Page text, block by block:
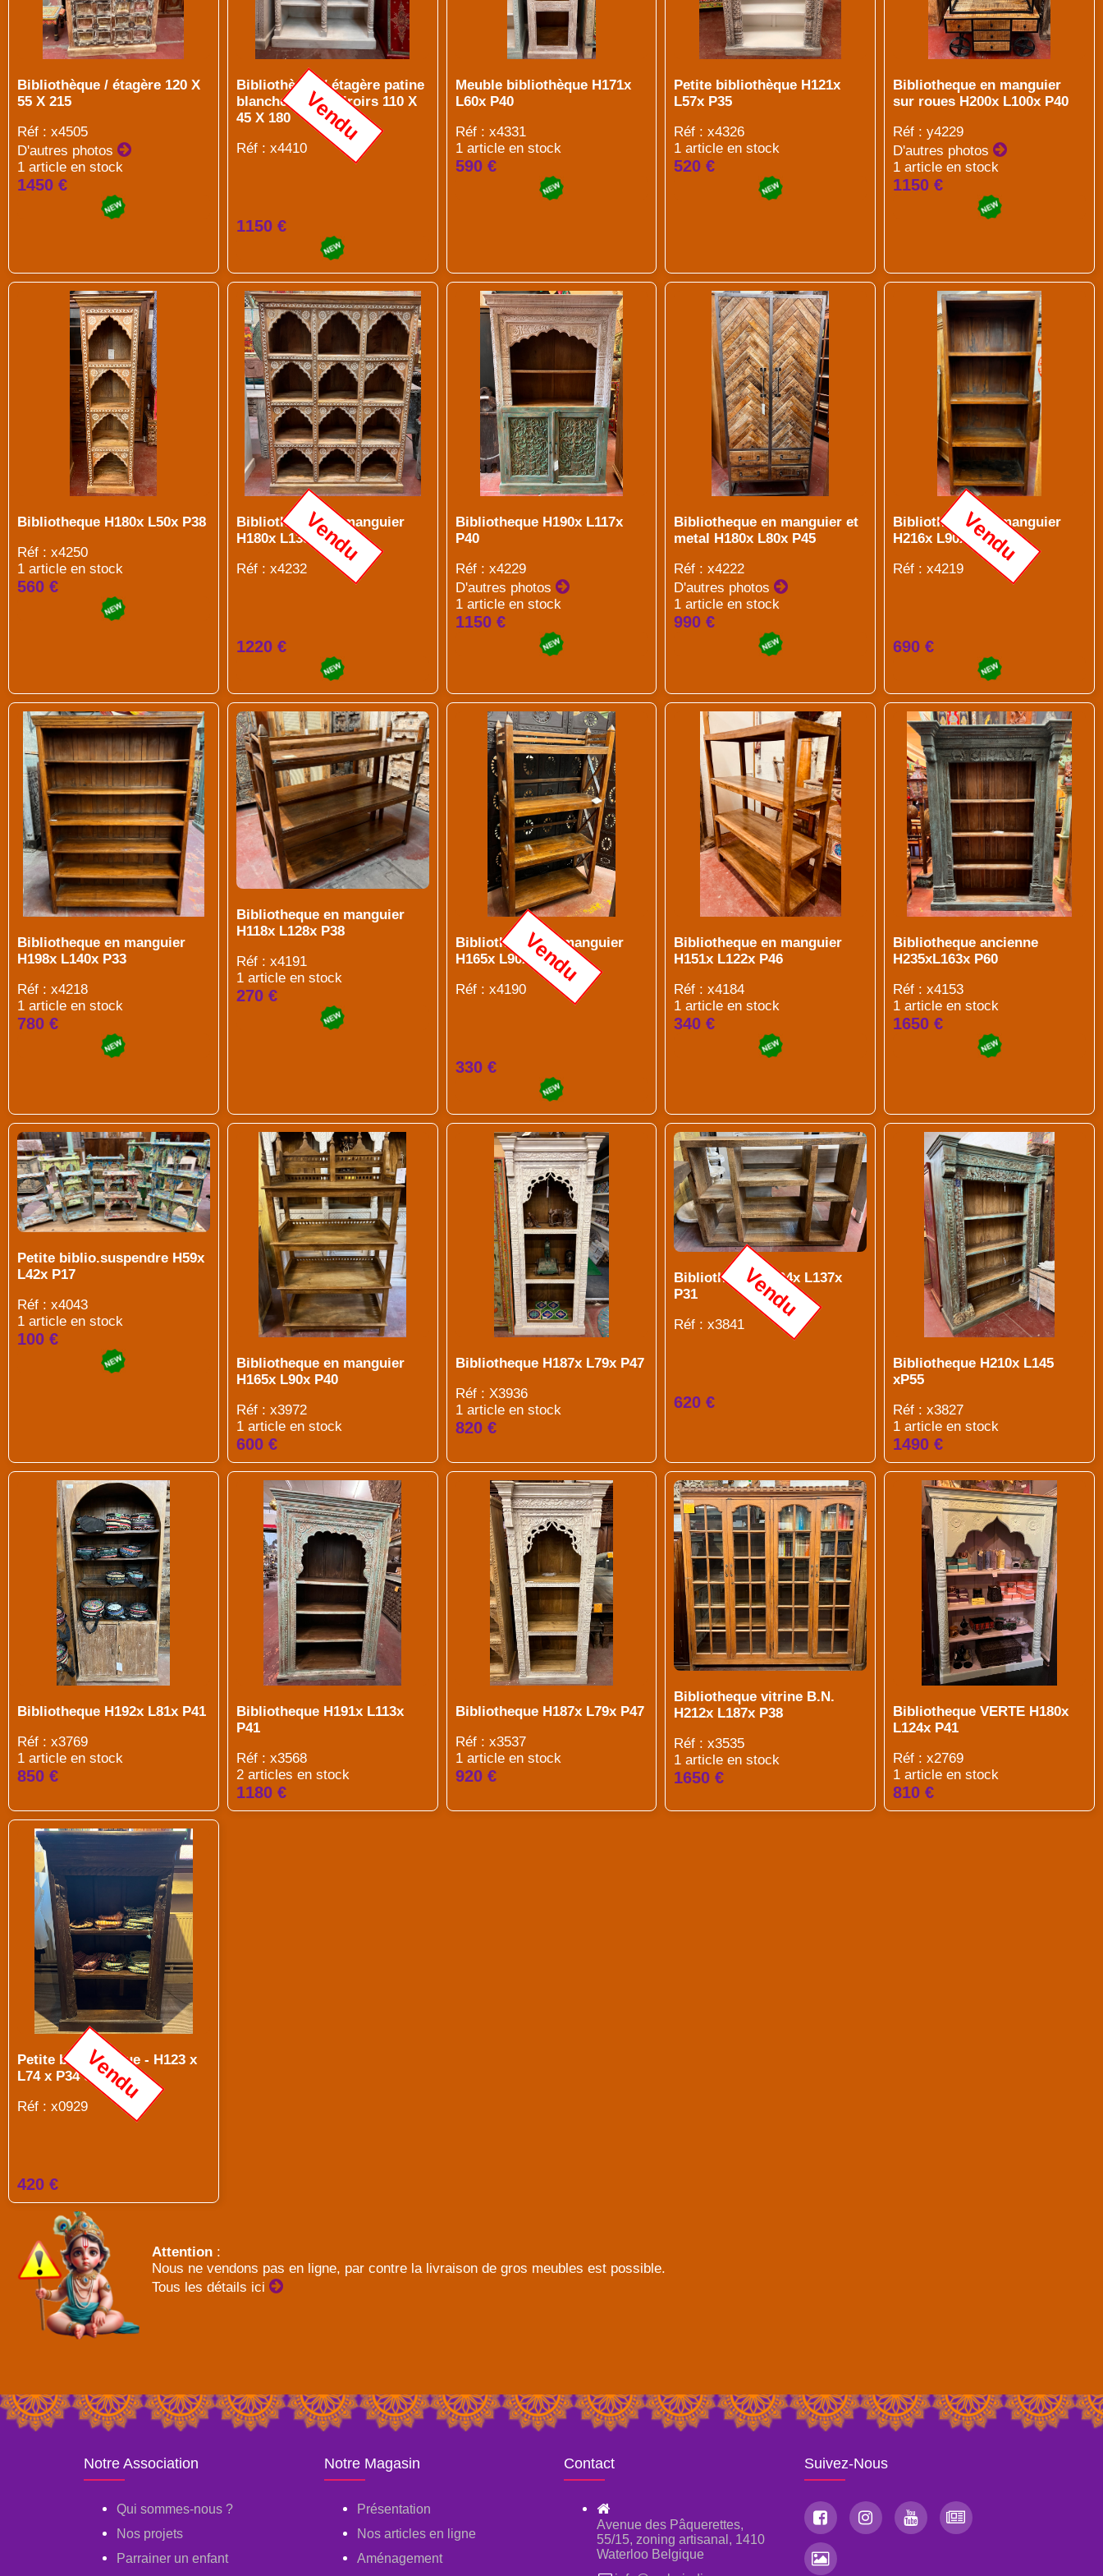
Bibliothèque / étagère 120 X
55 X 215
Réf : x4505
D'autres photos
1 article en stock
1450 €
Bibliothèque / étagère patine
blanche à deux tiroirs 110 X
45 X 180
Réf : x4410
Vendu
1150 €
Meuble bibliothèque H171x
L60x P40
Réf : x4331
1 article en stock
590 €
Petite bibliothèque H121x
L57x P35
Réf : x4326
1 article en stock
520 €
Bibliotheque en manguier
sur roues H200x L100x P40
Réf : y4229
D'autres photos
1 article en stock
1150 €
Bibliotheque H180x L50x P38
Réf : x4250
1 article en stock
560 €
Bibliotheque en manguier
H180x L135x P40
Réf : x4232
Vendu
1220 €
Bibliotheque H190x L117x
P40
Réf : x4229
D'autres photos
1 article en stock
1150 €
Bibliotheque en manguier et
metal H180x L80x P45
Réf : x4222
D'autres photos
1 article en stock
990 €
Bibliotheque en manguier
H216x L90x P45
Réf : x4219
Vendu
690 €
Bibliotheque en manguier
H198x L140x P33
Réf : x4218
1 article en stock
780 €
Bibliotheque en manguier
H118x L128x P38
Réf : x4191
1 article en stock
270 €
Bibliotheque en manguier
H165x L90x P33
Réf : x4190
Vendu
330 €
Bibliotheque en manguier
H151x L122x P46
Réf : x4184
1 article en stock
340 €
Bibliotheque ancienne
H235xL163x P60
Réf : x4153
1 article en stock
1650 €
Petite biblio.suspendre H59x
L42x P17
Réf : x4043
1 article en stock
100 €
Bibliotheque en manguier
H165x L90x P40
Réf : x3972
1 article en stock
600 €
Bibliotheque H187x L79x P47
Réf : X3936
1 article en stock
820 €
Bibliotheque H104x L137x
P31
Réf : x3841
Vendu
620 €
Bibliotheque H210x L145
xP55
Réf : x3827
1 article en stock
1490 €
Bibliotheque H192x L81x P41
Réf : x3769
1 article en stock
850 €
Bibliotheque H191x L113x
P41
Réf : x3568
2 articles en stock
1180 €
Bibliotheque H187x L79x P47
Réf : x3537
1 article en stock
920 €
Bibliotheque vitrine B.N.
H212x L187x P38
Réf : x3535
1 article en stock
1650 €
Bibliotheque VERTE H180x
L124x P41
Réf : x2769
1 article en stock
810 €
Petite bibliothèque - H123 x
L74 x P34 cm
Réf : x0929
Vendu
420 €
Attention :
Nous ne vendons pas en ligne, par contre la livraison de gros meubles est possible.
Tous les détails ici
Notre Association
Qui sommes-nous ?
Nos projets
Parrainer un enfant
Notre Magasin
Présentation
Nos articles en ligne
Aménagement
Contact
Avenue des Pâquerettes,
55/15, zoning artisanal, 1410
Waterloo Belgique
Suivez-Nous